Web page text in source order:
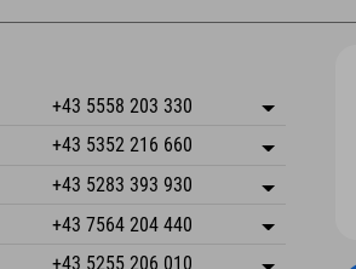
+43 5558 203 330
save address
Booking
+43 5352 216 660
save address
Booking
+43 5283 393 930
save address
Booking
+43 7564 204 440
save address
+43 5255 206 010